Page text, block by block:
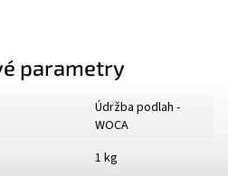
parametry
Údržba podlah -
WOCA
1 kg